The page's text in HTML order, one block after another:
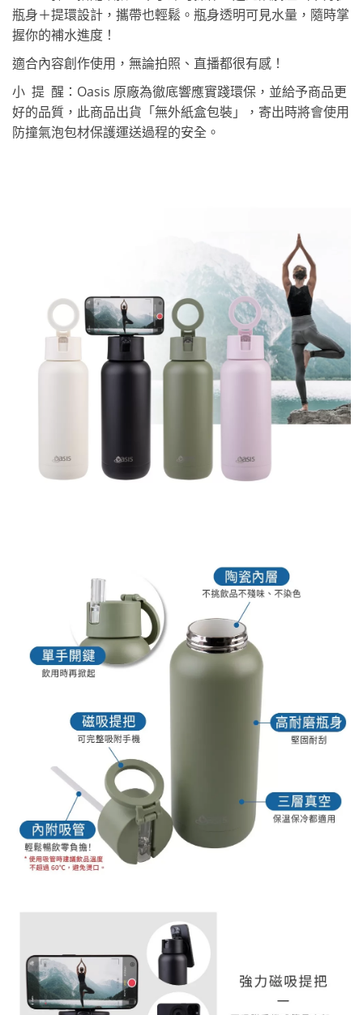
瓶身＋提環設計，攜帶也輕鬆。瓶身透明可見水量，隨時掌
握你的補水進度！
適合內容創作使用，無論拍照、直播都很有感！
小 提 醒：Oasis 原廠為徹底響應實踐環保，並給予商品更
好的品質，此商品出貨「無外紙盒包裝」，寄出時將會使用
防撞氣泡包材保護運送過程的安全。